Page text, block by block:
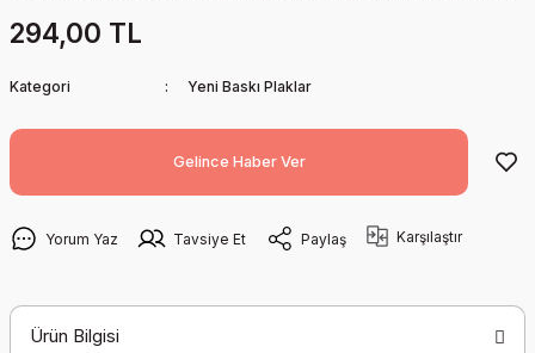
294,00 TL
Kategori Yeni Baskı Plaklar
Gelince Haber Ver
Yorum Yaz Tavsiye Et Paylaş Karşılaştır
Ürün Bilgisi